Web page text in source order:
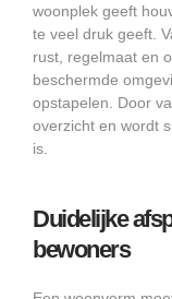
woonplek geeft
te veel druk geeft.
rust, regelmaat en
beschermde
opstapelen. Door
overzicht en wordt
is.
Duidelijke
bewoners